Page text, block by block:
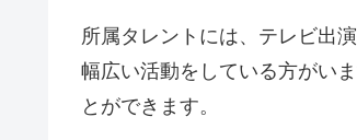
所属タレントには、テレビ出
幅広い活動をしている方がい
とができます。